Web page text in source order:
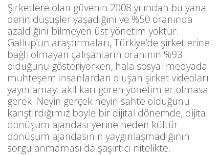
Şirketlere olan güvenin 2008 yılından bu yana
derin düşüşler yaşadığını ve %50 oranında
azaldığını bilmeyen üst yönetim yoktur.
Gallup’un araştırmaları, Türkiye’de şirketlerine
bağlı olmayan çalışanların oranının %93
olduğunu gösteriyorken, hala sosyal medyada
muhteşem insanlardan oluşan şirket videoları
yayınlamayı akıl karı gören yönetimler olmasa
gerek. Neyin gerçek neyin sahte olduğunu
karıştırdığımız böyle bir dijital dönemde, dijital
dönüşüm ajandası yerine neden kültür
dönüşüm ajandasının yaygınlaşmadığının
sorgulanmaması da şaşırtıcı nitelikte.